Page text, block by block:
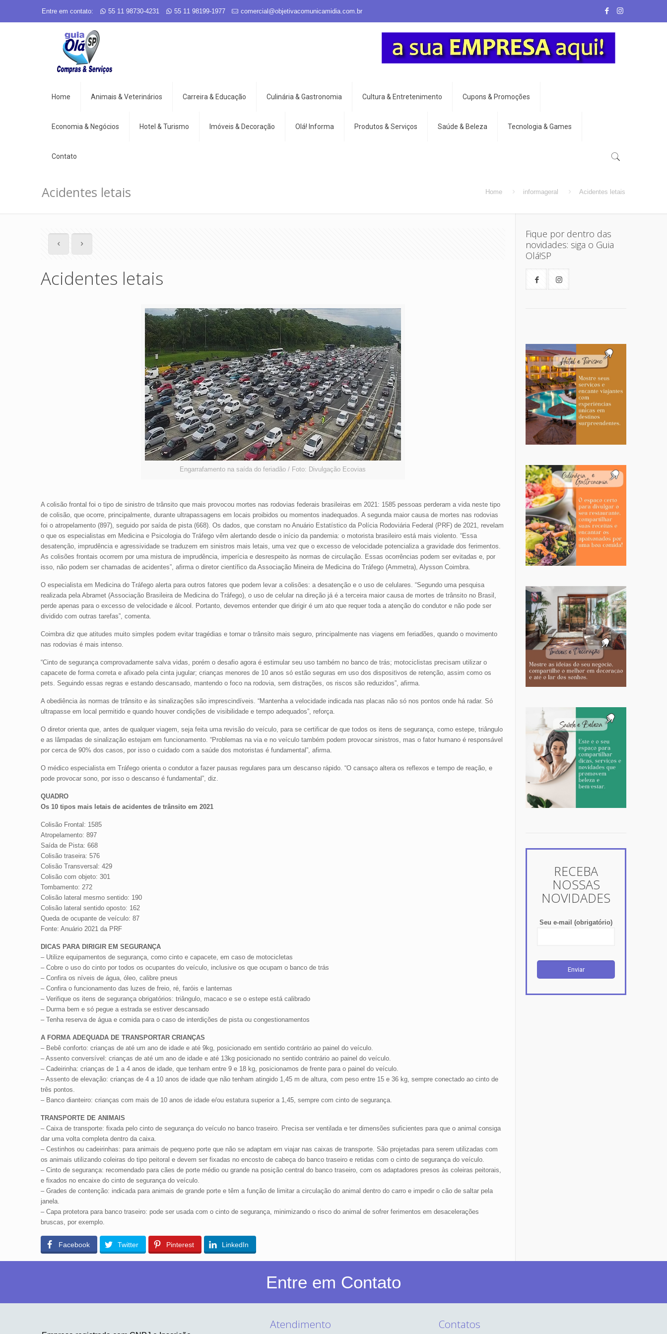
Entre em contato: 55 11 98730-4231 55 11 98199-1977 comercial@objetivacomunicamidia.com.br
Home Animais & Veterinários Carreira & Educação Culinária & Gastronomia Cultura & Entretenimento Cupons & Promoções
Economia & Negócios Hotel & Turismo Imóveis & Decoração Olá! Informa Produtos & Serviços Saúde & Beleza Tecnologia & Games
Contato
Acidentes letais Home informageral Acidentes letais
Acidentes letais
Engarrafamento na saída do feriadão / Foto: Divulgação Ecovias
A colisão frontal foi o tipo de sinistro de trânsito que mais provocou mortes nas rodovias federais brasileiras em 2021: 1585 pessoas perderam a vida neste tipo
de colisão, que ocorre, principalmente, durante ultrapassagens em locais proibidos ou momentos inadequados. A segunda maior causa de mortes nas rodovias
foi o atropelamento (897), seguido por saída de pista (668). Os dados, que constam no Anuário Estatístico da Polícia Rodoviária Federal (PRF) de 2021, revelam
o que os especialistas em Medicina e Psicologia do Tráfego vêm alertando desde o início da pandemia: o motorista brasileiro está mais violento. “Essa
desatenção, imprudência e agressividade se traduzem em sinistros mais letais, uma vez que o excesso de velocidade potencializa a gravidade dos ferimentos.
As colisões frontais ocorrem por uma mistura de imprudência, imperícia e desrespeito às normas de circulação. Essas ocorrências podem ser evitadas e, por
isso, não podem ser chamadas de acidentes”, afirma o diretor científico da Associação Mineira de Medicina do Tráfego (Ammetra), Alysson Coimbra.
O especialista em Medicina do Tráfego alerta para outros fatores que podem levar a colisões: a desatenção e o uso de celulares. “Segundo uma pesquisa
realizada pela Abramet (Associação Brasileira de Medicina do Tráfego), o uso de celular na direção já é a terceira maior causa de mortes de trânsito no Brasil,
perde apenas para o excesso de velocidade e álcool. Portanto, devemos entender que dirigir é um ato que requer toda a atenção do condutor e não pode ser
dividido com outras tarefas”, comenta.
Coimbra diz que atitudes muito simples podem evitar tragédias e tornar o trânsito mais seguro, principalmente nas viagens em feriadões, quando o movimento
nas rodovias é mais intenso.
“Cinto de segurança comprovadamente salva vidas, porém o desafio agora é estimular seu uso também no banco de trás; motociclistas precisam utilizar o
capacete de forma correta e afixado pela cinta jugular; crianças menores de 10 anos só estão seguras em uso dos dispositivos de retenção, assim como os
pets. Seguindo essas regras e estando descansado, mantendo o foco na rodovia, sem distrações, os riscos são reduzidos”, afirma.
A obediência às normas de trânsito e às sinalizações são imprescindíveis. “Mantenha a velocidade indicada nas placas não só nos pontos onde há radar. Só
ultrapasse em local permitido e quando houver condições de visibilidade e tempo adequados”, reforça.
O diretor orienta que, antes de qualquer viagem, seja feita uma revisão do veículo, para se certificar de que todos os itens de segurança, como estepe, triângulo
e as lâmpadas de sinalização estejam em funcionamento. “Problemas na via e no veículo também podem provocar sinistros, mas o fator humano é responsável
por cerca de 90% dos casos, por isso o cuidado com a saúde dos motoristas é fundamental”, afirma.
O médico especialista em Tráfego orienta o condutor a fazer pausas regulares para um descanso rápido. “O cansaço altera os reflexos e tempo de reação, e
pode provocar sono, por isso o descanso é fundamental”, diz.
QUADRO
Os 10 tipos mais letais de acidentes de trânsito em 2021
Colisão Frontal: 1585
Atropelamento: 897
Saída de Pista: 668
Colisão traseira: 576
Colisão Transversal: 429
Colisão com objeto: 301
Tombamento: 272
Colisão lateral mesmo sentido: 190
Colisão lateral sentido oposto: 162
Queda de ocupante de veículo: 87
Fonte: Anuário 2021 da PRF
DICAS PARA DIRIGIR EM SEGURANÇA
– Utilize equipamentos de segurança, como cinto e capacete, em caso de motocicletas
– Cobre o uso do cinto por todos os ocupantes do veículo, inclusive os que ocupam o banco de trás
– Confira os níveis de água, óleo, calibre pneus
– Confira o funcionamento das luzes de freio, ré, faróis e lanternas
– Verifique os itens de segurança obrigatórios: triângulo, macaco e se o estepe está calibrado
– Durma bem e só pegue a estrada se estiver descansado
– Tenha reserva de água e comida para o caso de interdições de pista ou congestionamentos
A FORMA ADEQUADA DE TRANSPORTAR CRIANÇAS
– Bebê conforto: crianças de até um ano de idade e até 9kg, posicionado em sentido contrário ao painel do veículo.
– Assento conversível: crianças de até um ano de idade e até 13kg posicionado no sentido contrário ao painel do veículo.
– Cadeirinha: crianças de 1 a 4 anos de idade, que tenham entre 9 e 18 kg, posicionamos de frente para o painel do veículo.
– Assento de elevação: crianças de 4 a 10 anos de idade que não tenham atingido 1,45 m de altura, com peso entre 15 e 36 kg, sempre conectado ao cinto de
três pontos.
– Banco dianteiro: crianças com mais de 10 anos de idade e/ou estatura superior a 1,45, sempre com cinto de segurança.
TRANSPORTE DE ANIMAIS
– Caixa de transporte: fixada pelo cinto de segurança do veículo no banco traseiro. Precisa ser ventilada e ter dimensões suficientes para que o animal consiga
dar uma volta completa dentro da caixa.
– Cestinhos ou cadeirinhas: para animais de pequeno porte que não se adaptam em viajar nas caixas de transporte. São projetadas para serem utilizadas com
os animais utilizando coleiras do tipo peitoral e devem ser fixadas no encosto de cabeça do banco traseiro e retidas com o cinto de segurança do veículo.
– Cinto de segurança: recomendado para cães de porte médio ou grande na posição central do banco traseiro, com os adaptadores presos às coleiras peitorais,
e fixados no encaixe do cinto de segurança do veículo.
– Grades de contenção: indicada para animais de grande porte e têm a função de limitar a circulação do animal dentro do carro e impedir o cão de saltar pela
janela.
– Capa protetora para banco traseiro: pode ser usada com o cinto de segurança, minimizando o risco do animal de sofrer ferimentos em desacelerações
bruscas, por exemplo.
Facebook Twitter Pinterest LinkedIn
Fique por dentro das
novidades: siga o Guia
Olá!SP
RECEBA
NOSSAS
NOVIDADES
Seu e-mail (obrigatório)
Entre em Contato
Atendimento Contatos